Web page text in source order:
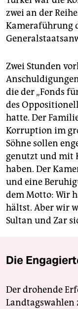
zwei an der
Kameraführung
Zwei Stunden
die der „Fonds
des
hatte. Der
Korruption im
Söhne sollen
genutzt und mit
haben. Der
und eine
dem Motto: Wir
hältst. Aber wir
Sultan und Zar
Die
Der drohende
Landtagswahlen